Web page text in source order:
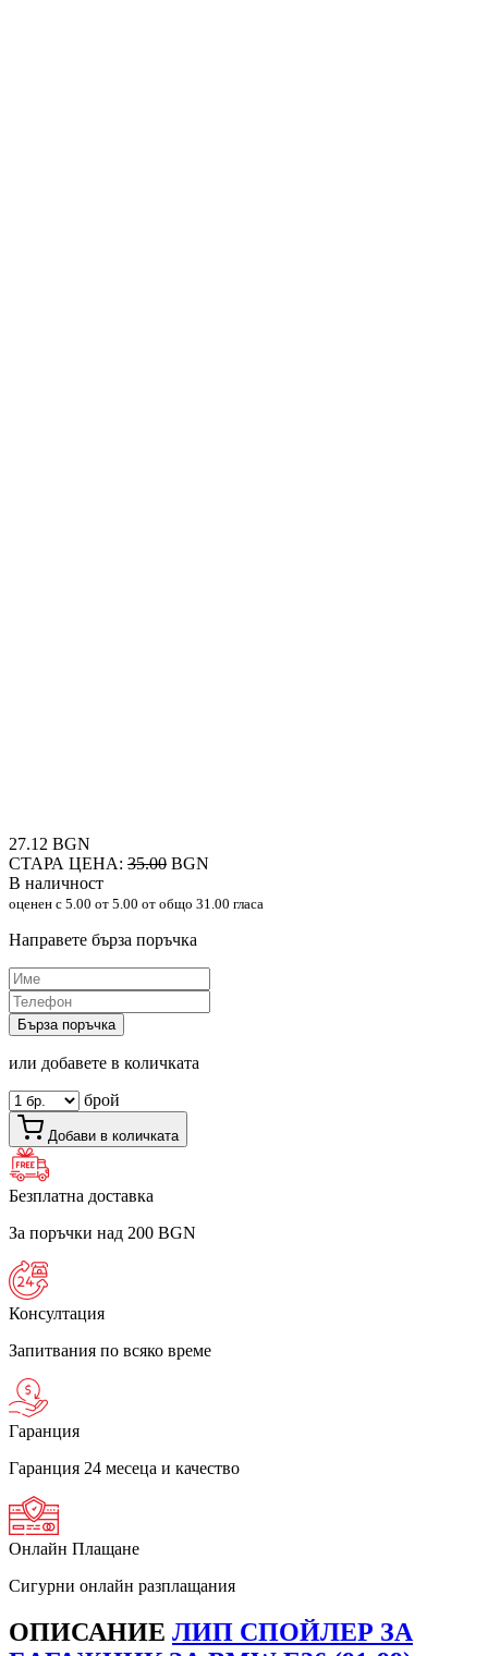
27.12 BGN
СТАРА ЦЕНА: 35.00 BGN
В наличност
оценен с 5.00 от 5.00 от общо 31.00 гласа
Направете бърза поръчка
Бърза поръчка
или добавете в количката
брой
Добави в количката
Безплатна доставка
За поръчки над 200 BGN
Консултация
Запитвания по всяко време
Гаранция
Гаранция 24 месеца и качество
Онлайн Плащане
Сигурни онлайн разплащания
ОПИСАНИЕ ЛИП СПОЙЛЕР ЗА